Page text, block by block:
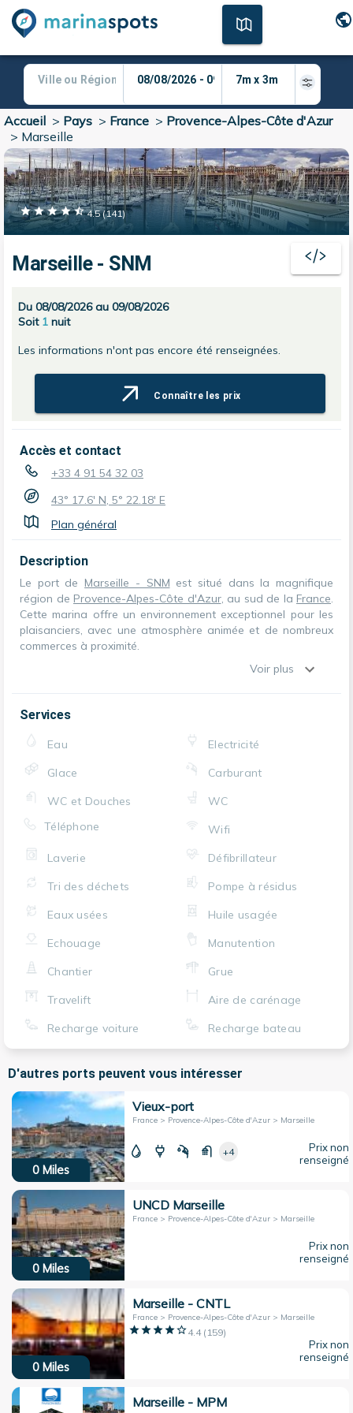
Accueil > Pays > France > Provence-Alpes-Côte d'Azur
> Marseille
4.5(141)
Marseille - SNM
Du 08/08/2026 au 09/08/2026
Soit 1 nuit
Les informations n'ont pas encore été renseignées.
Connaître les prix
Accès et contact
+33 4 91 54 32 03
43° 17.6' N, 5° 22.18' E
Plan général
Description
Le port de Marseille - SNM est situé dans la magnifique
région de Provence-Alpes-Côte d'Azur, au sud de la France.
Cette marina offre un environnement exceptionnel pour les
plaisanciers, avec une atmosphère animée et de nombreux
commerces à proximité.
Voir plus
Services
Eau
Electricité
Glace
Carburant
WC et Douches
WC
Téléphone
Wifi
Laverie
Défibrillateur
Tri des déchets
Pompe à résidus
Eaux usées
Huile usagée
Echouage
Manutention
Chantier
Grue
Travelift
Aire de carénage
Recharge voiture
Recharge bateau
D'autres ports peuvent vous intéresser
0 Miles
Vieux-port
France > Provence-Alpes-Côte d'Azur > Marseille
+4
Prix non
renseigné
0 Miles
UNCD Marseille
France > Provence-Alpes-Côte d'Azur > Marseille
Prix non
renseigné
0 Miles
Marseille - CNTL
France > Provence-Alpes-Côte d'Azur > Marseille
4.4( 159)
Prix non
renseigné
Marseille - MPM